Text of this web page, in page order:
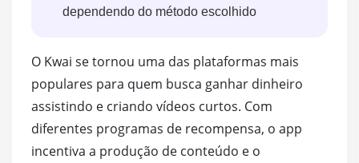
Visualizações TikTok Grátis
dependendo do método escolhido
O Kwai se tornou uma das plataformas mais
populares para quem busca ganhar dinheiro
assistindo e criando vídeos curtos. Com
diferentes programas de recompensa, o app
incentiva a produção de conteúdo e o